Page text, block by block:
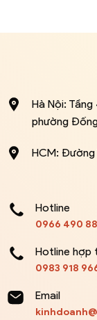
Hà Nội: Tầng
phường
HCM: Đường
Hotline
0966 490
Hotline hợp
0983 918
Email